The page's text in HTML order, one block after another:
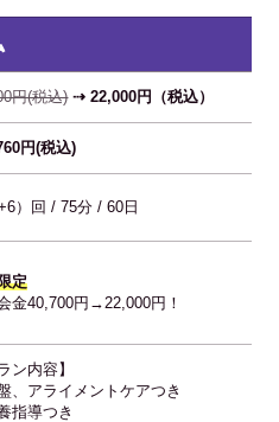
円(税込)⇢ 22,000円（税込）
円(税込)
）回 / 75分 / 60日
定
金40,700円→22,000円！
ン内容】
、アライメントケアつき
指導つき